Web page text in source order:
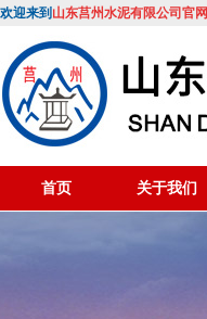
欢迎来到 山东莒州水泥有限公司官网
首页 关于我们